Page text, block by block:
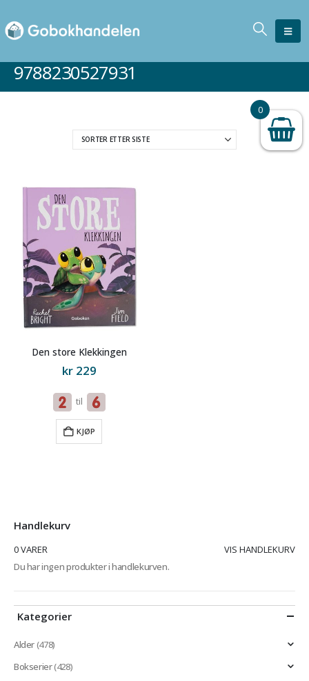
9788230527931
Den store Klekkingen
kr229
til
KJØP
Handlekurv
0 VARER
VIS HANDLEKURV
Du har ingen produkter i handlekurven.
Kategorier
Alder(478)
Bokserier(428)
0